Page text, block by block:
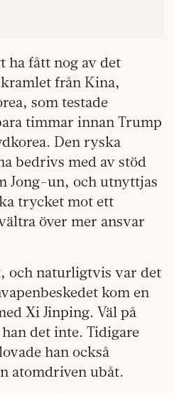
ha fått nog av det
från Kina,
som testade
timmar innan Trump
Den ryska
bedrivs med av stöd
Jong-un, och utnyttjas
trycket mot ett
över mer ansvar
och naturligtvis var det
kom en
Xi Jinping. Väl på
det inte. Tidigare
han också
atomdriven ubåt.